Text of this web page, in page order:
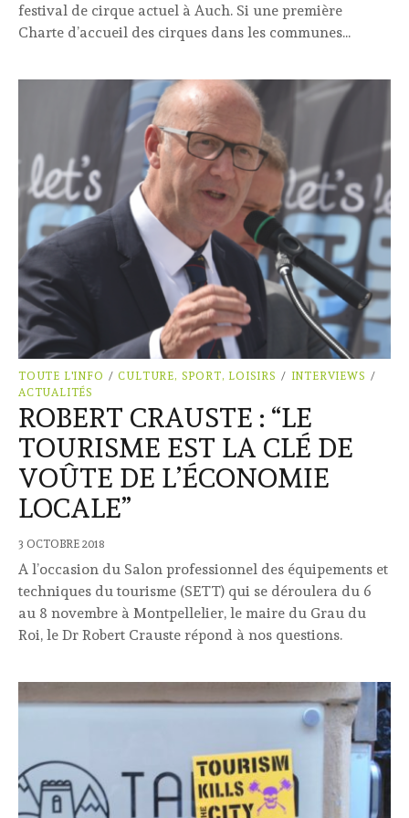
festival de cirque actuel à Auch. Si une première
Charte d’accueil des cirques dans les communes...
TOUTE L'INFO / CULTURE, SPORT, LOISIRS / INTERVIEWS /
ACTUALITÉS
ROBERT CRAUSTE : “LE
TOURISME EST LA CLÉ DE
VOÛTE DE L’ÉCONOMIE
LOCALE”
3 OCTOBRE 2018
A l’occasion du Salon professionnel des équipements et
techniques du tourisme (SETT) qui se déroulera du 6
au 8 novembre à Montpellelier, le maire du Grau du
Roi, le Dr Robert Crauste répond à nos questions.